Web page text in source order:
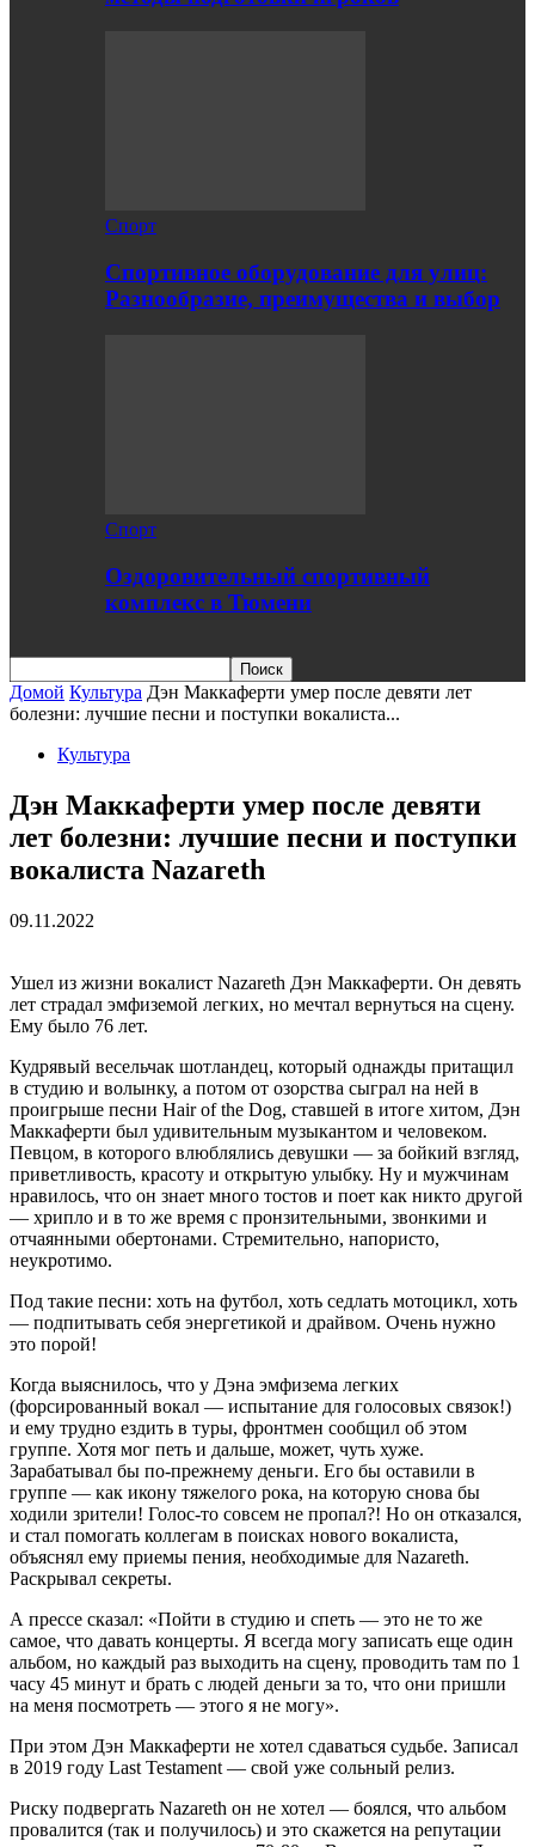
Спорт
Спортивное оборудование для улиц:
Разнообразие, преимущества и выбор
Спорт
Оздоровительный спортивный
комплекс в Тюмени
Домой Культура Дэн Маккаферти умер после девяти лет
болезни: лучшие песни и поступки вокалиста...
Культура
Дэн Маккаферти умер после девяти
лет болезни: лучшие песни и поступки
вокалиста Nazareth
09.11.2022
Ушел из жизни вокалист Nazareth Дэн Маккаферти. Он девять
лет страдал эмфиземой легких, но мечтал вернуться на сцену.
Ему было 76 лет.
Кудрявый весельчак шотландец, который однажды притащил
в студию и волынку, а потом от озорства сыграл на ней в
проигрыше песни Hair of the Dog, ставшей в итоге хитом, Дэн
Маккаферти был удивительным музыкантом и человеком.
Певцом, в которого влюблялись девушки — за бойкий взгляд,
приветливость, красоту и открытую улыбку. Ну и мужчинам
нравилось, что он знает много тостов и поет как никто другой
— хрипло и в то же время с пронзительными, звонкими и
отчаянными обертонами. Стремительно, напористо,
неукротимо.
Под такие песни: хоть на футбол, хоть седлать мотоцикл, хоть
— подпитывать себя энергетикой и драйвом. Очень нужно
это порой!
Когда выяснилось, что у Дэна эмфизема легких
(форсированный вокал — испытание для голосовых связок!)
и ему трудно ездить в туры, фронтмен сообщил об этом
группе. Хотя мог петь и дальше, может, чуть хуже.
Зарабатывал бы по-прежнему деньги. Его бы оставили в
группе — как икону тяжелого рока, на которую снова бы
ходили зрители! Голос-то совсем не пропал?! Но он отказался,
и стал помогать коллегам в поисках нового вокалиста,
объяснял ему приемы пения, необходимые для Nazareth.
Раскрывал секреты.
А прессе сказал: «Пойти в студию и спеть — это не то же
самое, что давать концерты. Я всегда могу записать еще один
альбом, но каждый раз выходить на сцену, проводить там по 1
часу 45 минут и брать с людей деньги за то, что они пришли
на меня посмотреть — этого я не могу».
При этом Дэн Маккаферти не хотел сдаваться судьбе. Записал
в 2019 году Last Testament — свой уже сольный релиз.
Риску подвергать Nazareth он не хотел — боялся, что альбом
провалится (так и получилось) и это скажется на репутации